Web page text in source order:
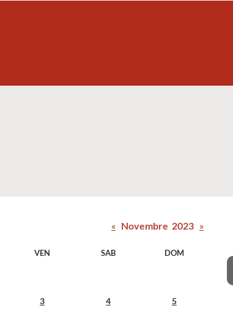
VEN SAB DOM
3 4 5
« Novembre 2023 »